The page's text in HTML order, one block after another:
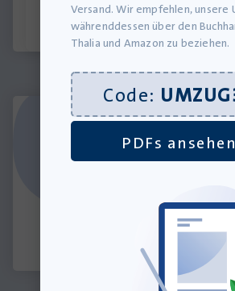
»
Versand. Wir empfehlen,
währenddessen über den
Thalia und Amazon zu beziehen.
Code:
PDFs ansehen